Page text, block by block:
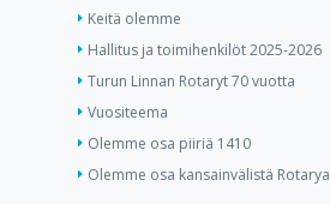
Keitä olemme
Hallitus ja toimihenkilöt 2025-2026
Turun Linnan Rotaryt 70 vuotta
Vuositeema
Olemme osa piiriä 1410
Olemme osa kansainvälistä Rotarya